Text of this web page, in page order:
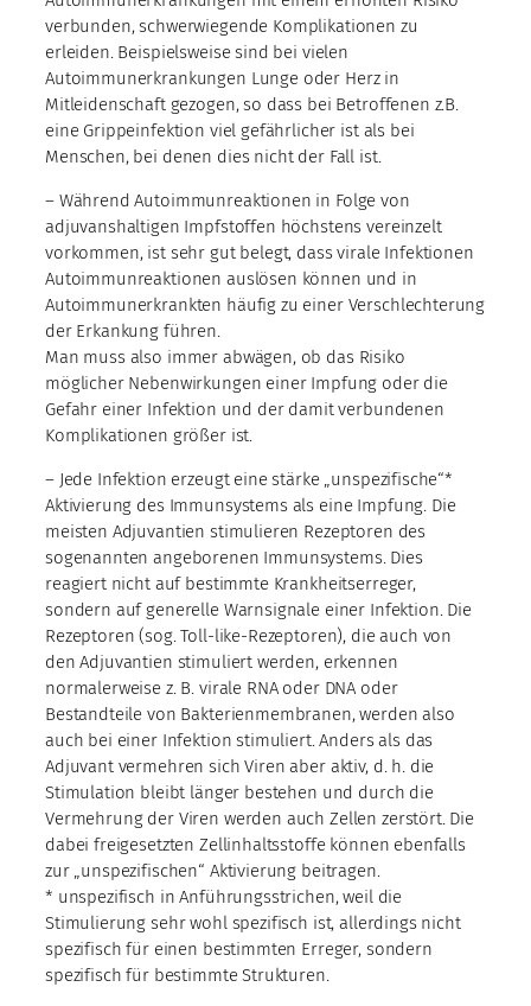
verbunden, schwerwiegende Komplikationen zu
erleiden. Beispielsweise sind bei vielen
Autoimmunerkrankungen Lunge oder Herz in
Mitleidenschaft gezogen, so dass bei Betroffenen z.B.
eine Grippeinfektion viel gefährlicher ist als bei
Menschen, bei denen dies nicht der Fall ist.
– Während Autoimmunreaktionen in Folge von
adjuvanshaltigen Impfstoffen höchstens vereinzelt
vorkommen, ist sehr gut belegt, dass virale Infektionen
Autoimmunreaktionen auslösen können und in
Autoimmunerkrankten häufig zu einer Verschlechterung
der Erkankung führen.
Man muss also immer abwägen, ob das Risiko
möglicher Nebenwirkungen einer Impfung oder die
Gefahr einer Infektion und der damit verbundenen
Komplikationen größer ist.
– Jede Infektion erzeugt eine stärke „unspezifische“*
Aktivierung des Immunsystems als eine Impfung. Die
meisten Adjuvantien stimulieren Rezeptoren des
sogenannten angeborenen Immunsystems. Dies
reagiert nicht auf bestimmte Krankheitserreger,
sondern auf generelle Warnsignale einer Infektion. Die
Rezeptoren (sog. Toll-like-Rezeptoren), die auch von
den Adjuvantien stimuliert werden, erkennen
normalerweise z. B. virale RNA oder DNA oder
Bestandteile von Bakterienmembranen, werden also
auch bei einer Infektion stimuliert. Anders als das
Adjuvant vermehren sich Viren aber aktiv, d. h. die
Stimulation bleibt länger bestehen und durch die
Vermehrung der Viren werden auch Zellen zerstört. Die
dabei freigesetzten Zellinhaltsstoffe können ebenfalls
zur „unspezifischen“ Aktivierung beitragen.
* unspezifisch in Anführungsstrichen, weil die
Stimulierung sehr wohl spezifisch ist, allerdings nicht
spezifisch für einen bestimmten Erreger, sondern
spezifisch für bestimmte Strukturen.